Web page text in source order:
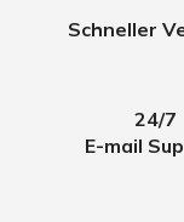
Schneller
24/7
E-mail